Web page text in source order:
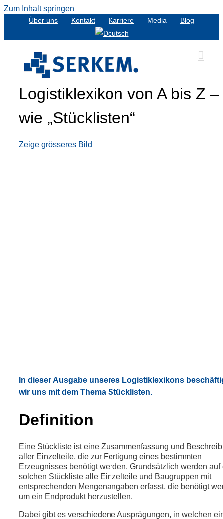
Zum Inhalt springen
Über uns Kontakt Karriere Media Blog
Zeige grösseres Bild
Logistiklexikon von A bis Z –
wie „Stücklisten“
In dieser Ausgabe unseres Logistiklexikons
wir uns mit dem Thema Stücklisten.
Definition
Eine Stückliste ist eine Zusammenfassung und
aller Einzelteile, die zur Fertigung eines bestimmten
Erzeugnisses benötigt werden. Grundsätzlich werden auf
solchen Stückliste alle Einzelteile und Baugruppen mit
entsprechenden Mengenangaben erfasst, die benötigt
um ein Endprodukt herzustellen.
Dabei gibt es verschiedene Ausprägungen, in welchen